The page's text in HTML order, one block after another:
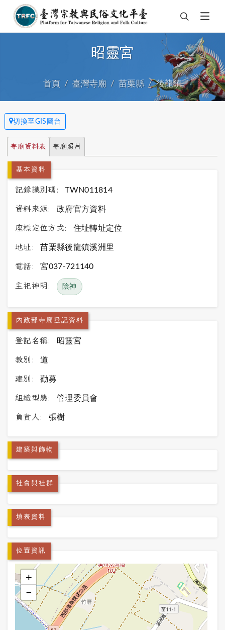
昭靈宮
首頁 臺灣寺廟 苗栗縣 後龍鎮
切換至GIS圖台
寺廟資料表 寺廟照片
基本資料
記錄識別碼: TWN011814
資料來源: 政府官方資料
座標定位方式: 住址轉址定位
地址: 苗栗縣後龍鎮溪洲里
電話: 宮037-721140
主祀神明: 陰神
內政部寺廟登記資料
登記名稱: 昭靈宮
教別: 道
建別: 勸募
組織型態: 管理委員會
負責人: 張樹
建築與飾物
社會與社群
填表資料
位置資訊
+
−